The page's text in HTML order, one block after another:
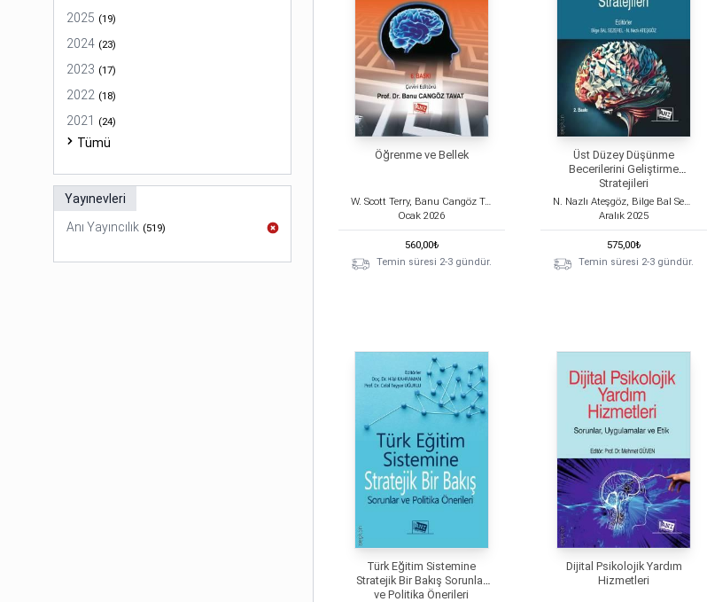
2025 (19)
2024 (23)
2023 (17)
2022 (18)
2021 (24)
Tümü
Yayınevleri
Anı Yayıncılık (519)
Öğrenme ve Bellek
W. Scott Terry, Banu Cangöz Tavat
Ocak 2026
560,00₺
Temin süresi 2-3 gündür.
Üst Düzey Düşünme
Becerilerini Geliştirme
Stratejileri
N. Nazlı Ateşgöz, Bilge Bal Sezerel
Aralık 2025
575,00₺
Temin süresi 2-3 gündür.
Türk Eğitim Sistemine
Stratejik Bir Bakış Sorunlar
ve Politika Önerileri
Dijital Psikolojik Yardım
Hizmetleri